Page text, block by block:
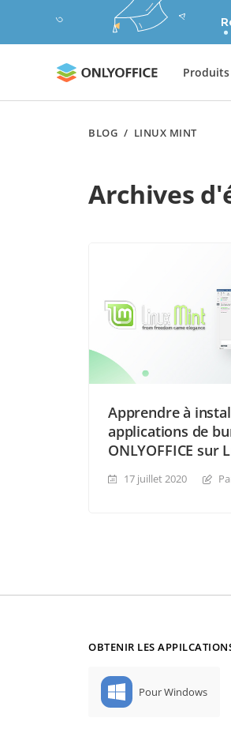
Produits
BLOG / LINUX MINT
Archives
Apprendre à
applications de
ONLYOFFICE sur
17 juillet 2020
OBTENIR LES
Pour Windows